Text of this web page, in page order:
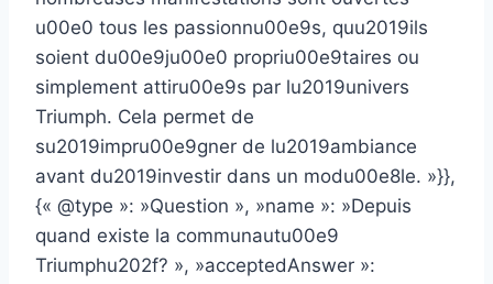
u00e0 tous les passionnu00e9s, quu2019ils
soient du00e9ju00e0 propriu00e9taires ou
simplement attiru00e9s par lu2019univers
Triumph. Cela permet de
su2019impru00e9gner de lu2019ambiance
avant du2019investir dans un modu00e8le. »}},
{« @type »: »Question », »name »: »Depuis
quand existe la communautu00e9
Triumphu202f? », »acceptedAnswer »: